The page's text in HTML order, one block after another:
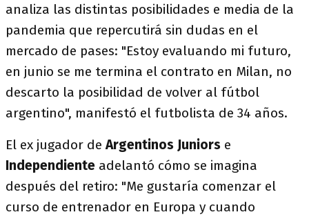
analiza las distintas posibilidades e media de la
pandemia que repercutirá sin dudas en el
mercado de pases: "Estoy evaluando mi futuro,
en junio se me termina el contrato en Milan, no
descarto la posibilidad de volver al fútbol
argentino", manifestó el futbolista de 34 años.
El ex jugador deArgentinos Juniors e
Independiente adelantó cómo se imagina
después del retiro: "Me gustaría comenzar el
curso de entrenador en Europa y cuando